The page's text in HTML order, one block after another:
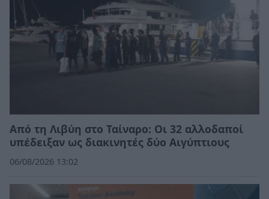
Από τη Λιβύη στο Ταίναρο: Οι 32 αλλοδαποί
υπέδειξαν ως διακινητές δύο Αιγύπτιους
06/08/2026 13:02